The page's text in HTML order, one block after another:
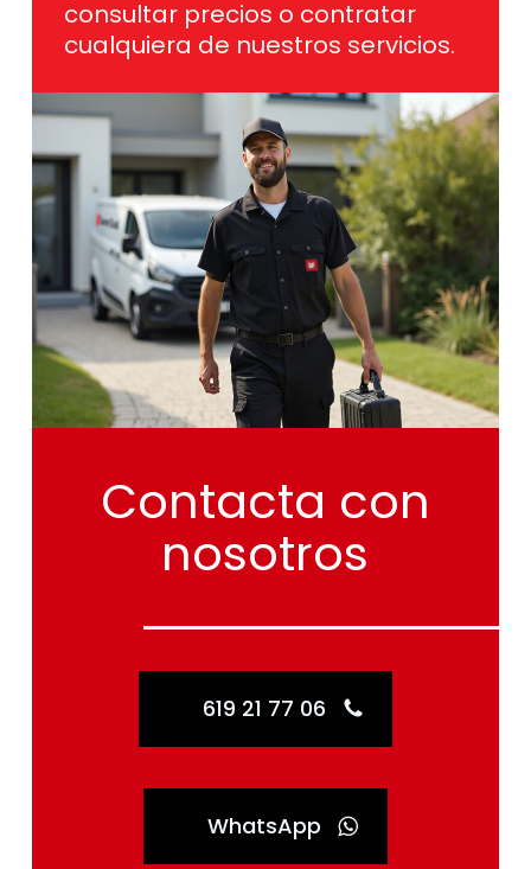
consultar precios o contratar
cualquiera de nuestros servicios.
Contacta con
nosotros
619 21 77 06
WhatsApp